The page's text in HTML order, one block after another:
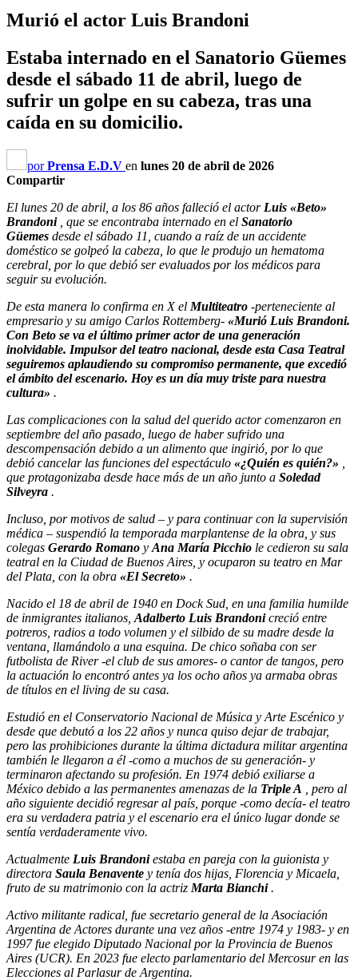
Murió el actor Luis Brandoni
Estaba internado en el Sanatorio Güemes
desde el sábado 11 de abril, luego de
sufrir un golpe en su cabeza, tras una
caída en su domicilio.
porPrensa E.D.V en lunes 20 de abril de 2026
Compartir
El lunes 20 de abril, a los 86 años falleció el actor Luis «Beto»
Brandoni, que se encontraba internado en el Sanatorio
Güemes desde el sábado 11, cuando a raíz de un accidente
doméstico se golpeó la cabeza, lo que le produjo un hematoma
cerebral, por lo que debió ser evaluados por los médicos para
seguir su evolución.
De esta manera lo confirma en X el Multiteatro -perteneciente al
empresario y su amigo Carlos Rottemberg- «Murió Luis Brandoni.
Con Beto se va el último primer actor de una generación
inolvidable. Impulsor del teatro nacional, desde esta Casa Teatral
seguiremos aplaudiendo su compromiso permanente, que excedió
el ámbito del escenario. Hoy es un día muy triste para nuestra
cultura» .
Las complicaciones con la salud del querido actor comenzaron en
septiembre del año pasado, luego de haber sufrido una
descompensación debido a un alimento que ingirió, por lo que
debió cancelar las funciones del espectáculo «¿Quién es quién?»
que protagonizaba desde hace más de un año junto a Soledad
Silveyra .
Incluso, por motivos de salud – y para continuar con la supervisión
médica – suspendió la temporada marplantense de la obra, y sus
colegas Gerardo Romano y Ana María Picchio le cedieron su sala
teatral en la Ciudad de Buenos Aires, y ocuparon su teatro en Mar
del Plata, con la obra «El Secreto» .
Nacido el 18 de abril de 1940 en Dock Sud, en una familia humilde
de inmigrantes italianos, Adalberto Luis Brandonicreció entre
potreros, radios a todo volumen y el silbido de su madre desde la
ventana, llamándolo a una esquina. De chico soñaba con ser
futbolista de River -el club de sus amores- o cantor de tangos, pero
la actuación lo encontró antes ya los ocho años ya armaba obras
de títulos en el living de su casa.
Estudió en el Conservatorio Nacional de Música y Arte Escénico y
desde que debutó a los 22 años y nunca quiso dejar de trabajar,
pero las prohibiciones durante la última dictadura militar argentina
también le llegaron a él -como a muchos de su generación- y
terminaron afectando su profesión. En 1974 debió exiliarse a
México debido a las permanentes amenazas de la Triple A
, pero al
año siguiente decidió regresar al país, porque -como decía- el teatro
era su verdadera patria y el escenario era el único lugar donde se
sentía verdaderamente vivo.
Actualmente Luis Brandoniestaba en pareja con la guionista y
directora Saula Benavente y tenía dos hijas, Florencia y Micaela,
fruto de su matrimonio con la actriz Marta Bianchi.
Activo militante radical, fue secretario general de la Asociación
Argentina de Actores durante una vez años -entre 1974 y 1983- y en
1997 fue elegido Diputado Nacional por la Provincia de Buenos
Aires (UCR). En 2023 fue electo parlamentario del Mercosur en las
Elecciones al Parlasur de Argentina.